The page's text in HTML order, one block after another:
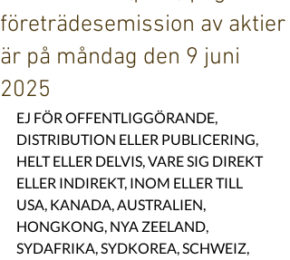
företrädesemission av aktier
är på måndag den 9 juni
2025
EJ FÖR OFFENTLIGGÖRANDE,
DISTRIBUTION ELLER PUBLICERING,
HELT ELLER DELVIS, VARE SIG DIREKT
ELLER INDIREKT, INOM ELLER TILL
USA, KANADA, AUSTRALIEN,
HONGKONG, NYA ZEELAND,
SYDAFRIKA, SYDKOREA, SCHWEIZ,